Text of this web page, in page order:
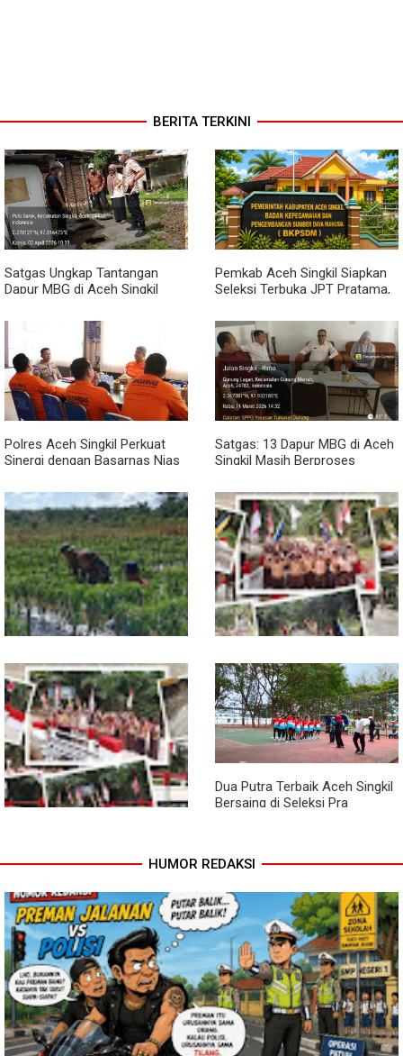
BERITA TERKINI
Satgas Ungkap Tantangan
Dapur MBG di Aceh Singkil
Pemkab Aceh Singkil Siapkan
Seleksi Terbuka JPT Pratama,
Kinerja
Polres Aceh Singkil Perkuat
Sinergi dengan Basarnas Nias
Satgas: 13 Dapur MBG di Aceh
Singkil Masih Berproses
Pendampingan Babinsa
Dorong Petani Tingkatkan Hasil
Tanaman Cabai
Jembatan Garuda Rampung,
Akses Warga Teladan Baru–
Kuala Kepeng Kini Semakin
Lancar
Jembatan Garuda Rampung,
Nikmati Akses Lebih Lancar
Dua Putra Terbaik Aceh Singkil
Bersaing di Seleksi Pra
HUMOR REDAKSI